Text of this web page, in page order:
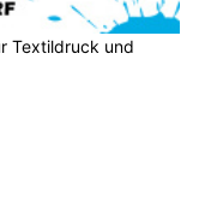
Textildruck und